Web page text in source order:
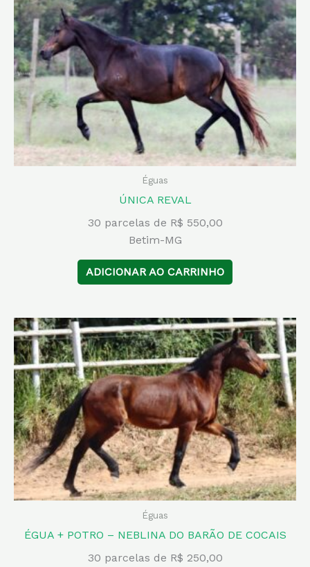
Éguas
ÚNICA REVAL
30 parcelas de R$ 550,00
Betim-MG
ADICIONAR AO CARRINHO
Éguas
ÉGUA + POTRO – NEBLINA DO BARÃO DE COCAIS
30 parcelas de R$ 250,00